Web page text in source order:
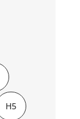
H5